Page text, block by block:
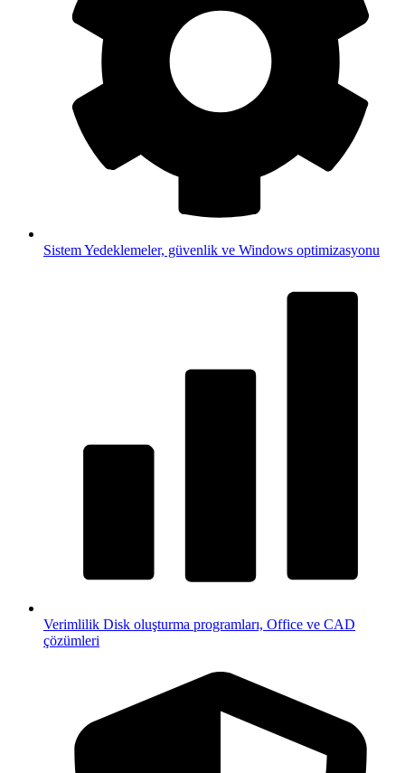
SistemYedeklemeler, güvenlik ve Windows optimizasyonu
Verimlilik Disk oluşturma programları, Office ve CAD
çözümleri